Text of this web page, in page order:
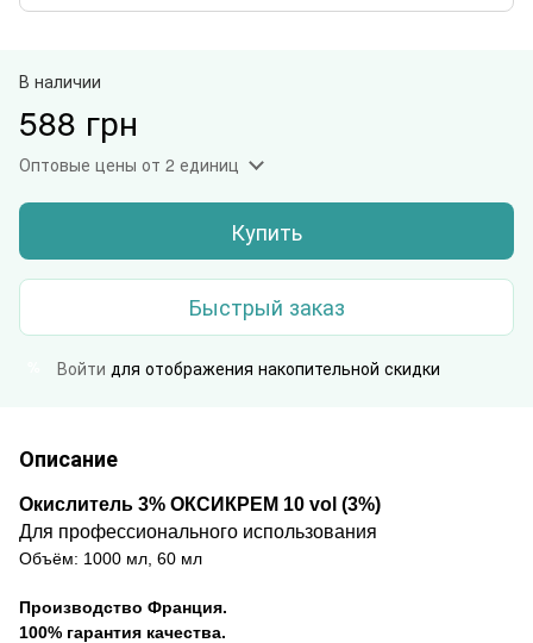
В наличии
588 грн
Оптовые цены от 2 единиц
Купить
Быстрый заказ
Войти для отображения накопительной скидки
Описание
Окислитель 3% ОКСИКРЕМ 10 vol (3%)
Для профессионального использования
Объём: 1000 мл, 60 мл
Производство Франция.
100% гарантия качества.